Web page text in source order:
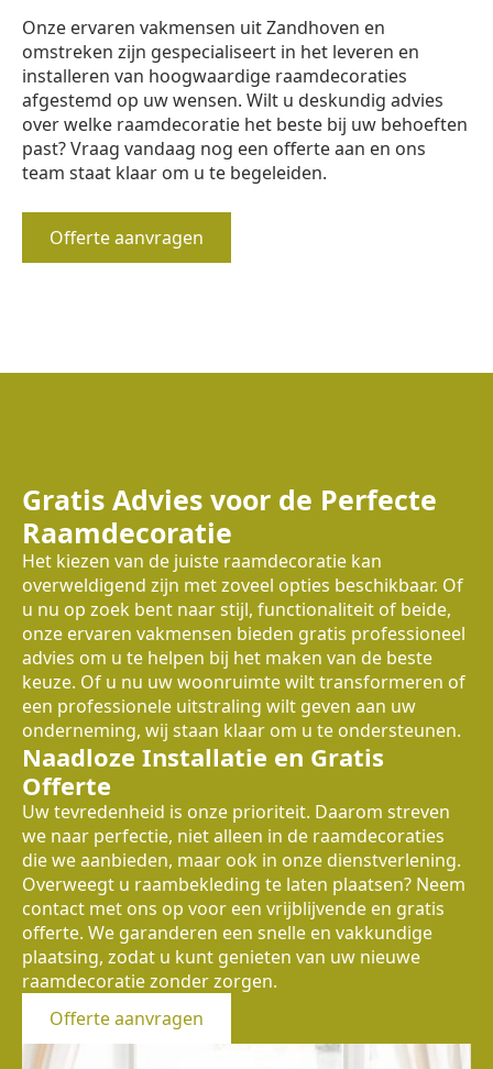
Onze ervaren vakmensen uit Zandhoven en
omstreken zijn gespecialiseert in het leveren en
installeren van hoogwaardige raamdecoraties
afgestemd op uw wensen. Wilt u deskundig advies
over welke raamdecoratie het beste bij uw behoeften
past? Vraag vandaag nog een offerte aan en ons
team staat klaar om u te begeleiden.
Offerte aanvragen
Gratis Advies voor de Perfecte
Raamdecoratie
Het kiezen van de juiste raamdecoratie kan
overweldigend zijn met zoveel opties beschikbaar. Of
u nu op zoek bent naar stijl, functionaliteit of beide,
onze ervaren vakmensen bieden gratis professioneel
advies om u te helpen bij het maken van de beste
keuze. Of u nu uw woonruimte wilt transformeren of
een professionele uitstraling wilt geven aan uw
onderneming, wij staan klaar om u te ondersteunen.
Naadloze Installatie en Gratis
Offerte
Uw tevredenheid is onze prioriteit. Daarom streven
we naar perfectie, niet alleen in de raamdecoraties
die we aanbieden, maar ook in onze dienstverlening.
Overweegt u raambekleding te laten plaatsen? Neem
contact met ons op voor een vrijblijvende en gratis
offerte. We garanderen een snelle en vakkundige
plaatsing, zodat u kunt genieten van uw nieuwe
raamdecoratie zonder zorgen.
Offerte aanvragen